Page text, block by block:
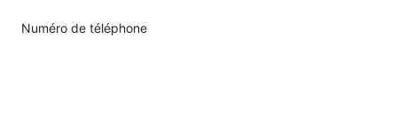
Numéro de téléphone